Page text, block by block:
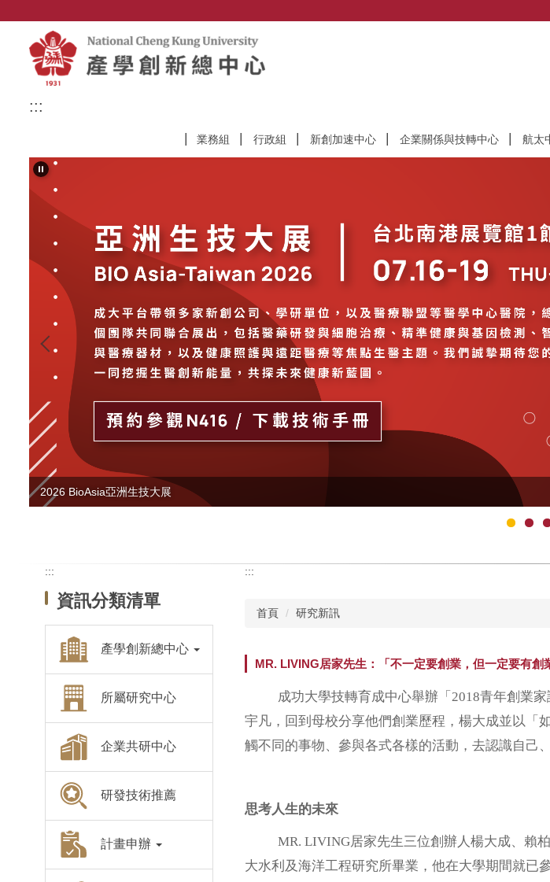
:::
業務組 行政組 新創加速中心 企業關係與技轉中心 航太
2026 BioAsia亞洲生技大展
:::
資訊分類清單
產學創新總中心
所屬研究中心
企業共研中心
研發技術推薦
計畫申辦
:::
首頁 研究新訊
MR. LIVING居家先生：「不一定要創業，但一定要有創
成功大學技轉育成中心舉辦「2018青年創業家
宇凡，回到母校分享他們創業歷程，楊大成並以「
觸不同的事物、參與各式各樣的活動，去認識自己
思考人生的未來
MR. LIVING居家先生三位創辦人楊大成、賴柏
大水利及海洋工程研究所畢業，他在大學期間就已